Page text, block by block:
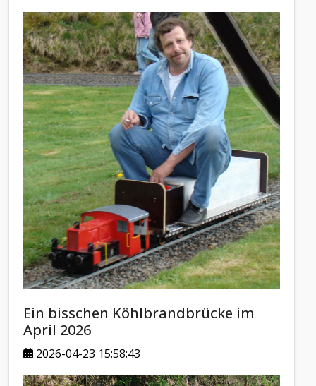
Ein bisschen Köhlbrandbrücke im
April 2026
2026-04-23 15:58:43